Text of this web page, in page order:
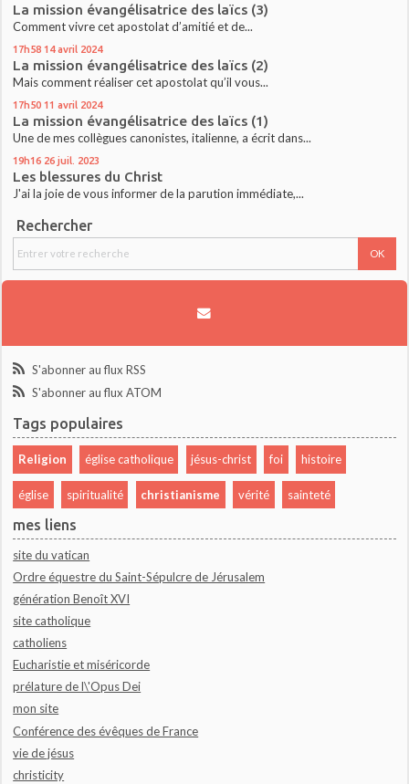
La mission évangélisatrice des laïcs (3)
Comment vivre cet apostolat d’amitié et de...
17h58 14 avril 2024
La mission évangélisatrice des laïcs (2)
Mais comment réaliser cet apostolat qu’il vous...
17h50 11 avril 2024
La mission évangélisatrice des laïcs (1)
Une de mes collègues canonistes, italienne, a écrit dans...
19h16 26 juil. 2023
Les blessures du Christ
J'ai la joie de vous informer de la parution immédiate,...
Rechercher
S'abonner au flux RSS
S'abonner au flux ATOM
Tags populaires
Religion église catholique jésus-christ foi histoire
église spiritualité christianisme vérité sainteté
mes liens
site du vatican
Ordre équestre du Saint-Sépulcre de Jérusalem
génération Benoît XVI
site catholique
catholiens
Eucharistie et miséricorde
prélature de l\'Opus Dei
mon site
Conférence des évêques de France
vie de jésus
christicity